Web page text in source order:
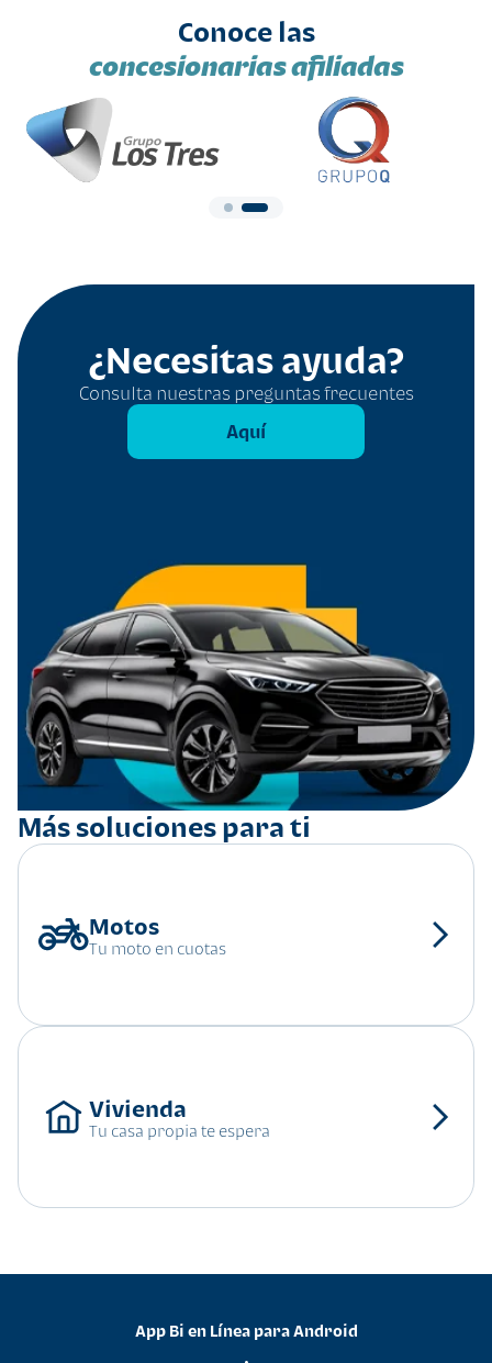
Conoce las
concesionarias afiliadas
¿Necesitas ayuda?
Consulta nuestras preguntas frecuentes
Aquí
Más soluciones para ti
Tu moto en cuotas
Tu casa propia te espera
App Bi en Línea para Android